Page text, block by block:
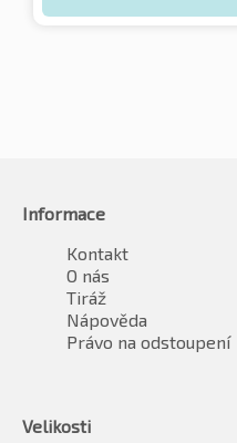
Informace
Kontakt
O nás
Tiráž
Nápověda
Právo na odstoupení
Velikosti